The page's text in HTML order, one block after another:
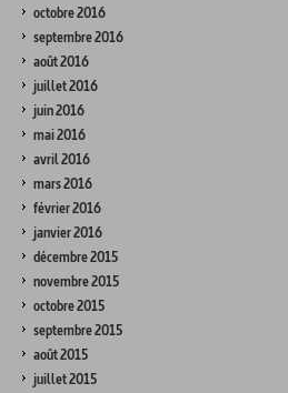
octobre 2016
septembre 2016
août 2016
juillet 2016
juin 2016
mai 2016
avril 2016
mars 2016
février 2016
janvier 2016
décembre 2015
novembre 2015
octobre 2015
septembre 2015
août 2015
juillet 2015